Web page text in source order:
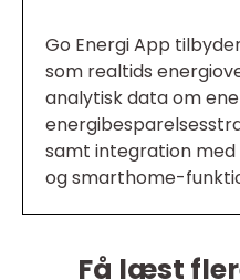
Go Energi App
som realtids
analytisk data om
samt integration
og smarthome-
Få læst